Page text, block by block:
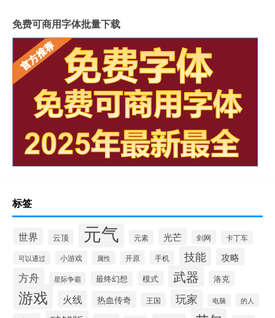
免费可商用字体批量下载
标签
世界 云顶 元气 元素 光芒 剑网 卡丁车
可以通过 小游戏 属性 开原 手机 技能 攻略
方舟 星际争霸 最终幻想 模式 武器 洛克
游戏 火线 热血传奇 王国 玩家 电脑 的人